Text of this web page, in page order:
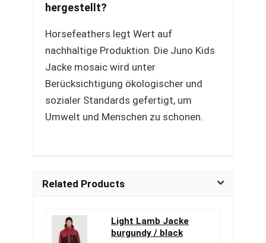
hergestellt?
Horsefeathers legt Wert auf
nachhaltige Produktion. Die Juno Kids
Jacke mosaic wird unter
Berücksichtigung ökologischer und
sozialer Standards gefertigt, um
Umwelt und Menschen zu schonen.
Related Products
Light Lamb Jacke
burgundy / black